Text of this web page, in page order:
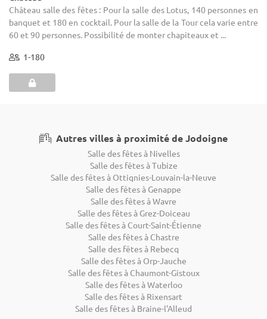
Château salle des fêtes : Pour la salle des Lotus, 140 personnes en
banquet et 180 en cocktail. Pour la salle de la Tour cela varie entre
60 et 90 personnes. Possibilité de monter chapiteaux et ...
1-180
Autres villes à proximité de Jodoigne
Salle des fêtes à Nivelles
Salle des fêtes à Tubize
Salle des fêtes à Ottignies-Louvain-la-Neuve
Salle des fêtes à Genappe
Salle des fêtes à Wavre
Salle des fêtes à Grez-Doiceau
Salle des fêtes à Court-Saint-Étienne
Salle des fêtes à Chastre
Salle des fêtes à Rebecq
Salle des fêtes à Orp-Jauche
Salle des fêtes à Chaumont-Gistoux
Salle des fêtes à Waterloo
Salle des fêtes à Rixensart
Salle des fêtes à Braine-l'Alleud